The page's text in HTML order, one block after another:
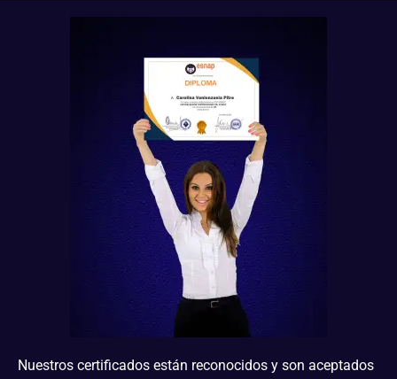
Nuestros certificados están reconocidos y son aceptados